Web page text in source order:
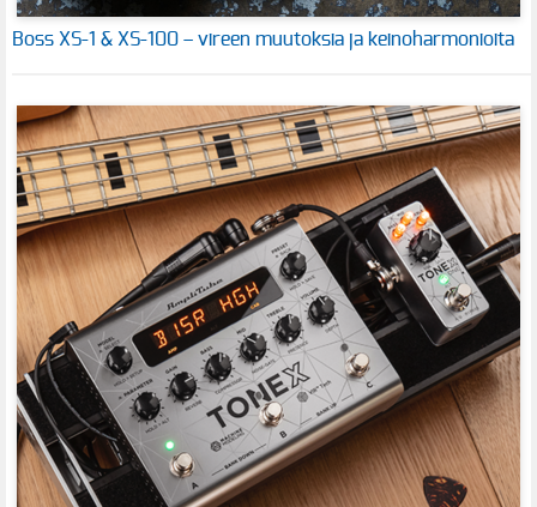
Boss XS-1 & XS-100 – vireen muutoksia ja keinoharmonioita